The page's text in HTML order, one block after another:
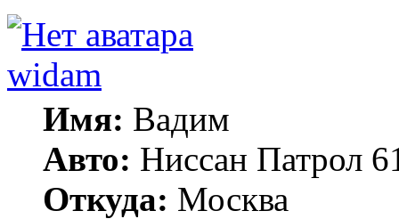
widam
Имя: Вадим
Авто: Ниссан Патрол
Откуда: Москва